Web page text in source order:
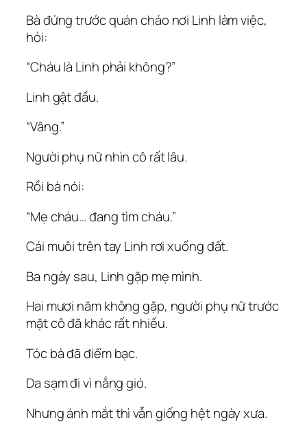
Bà đứng trước quán cháo nơi Linh làm việc,
hỏi:
“Cháu là Linh phải không?”
Linh gật đầu.
“Vâng.”
Người phụ nữ nhìn cô rất lâu.
Rồi bà nói:
“Mẹ cháu… đang tìm cháu.”
Cái muôi trên tay Linh rơi xuống đất.
Ba ngày sau, Linh gặp mẹ mình.
Hai mươi năm không gặp, người phụ nữ trước
mặt cô đã khác rất nhiều.
Tóc bà đã điểm bạc.
Da sạm đi vì nắng gió.
Nhưng ánh mắt thì vẫn giống hệt ngày xưa.